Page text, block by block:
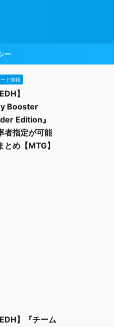
ー
ド情報
】
Booster
Edition』
者指定が可能
とめ【MTG】
】『チーム